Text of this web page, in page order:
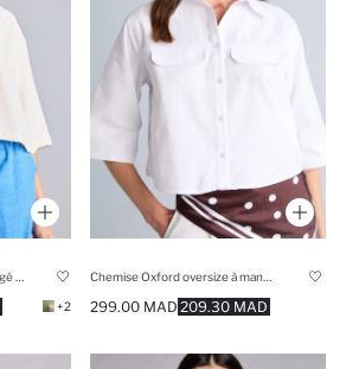
Chemise oversize en lin mélangé écru à manches courtes
+2
Chemise Oxford oversize à manches courtes
209.30 MAD
299.00 MAD